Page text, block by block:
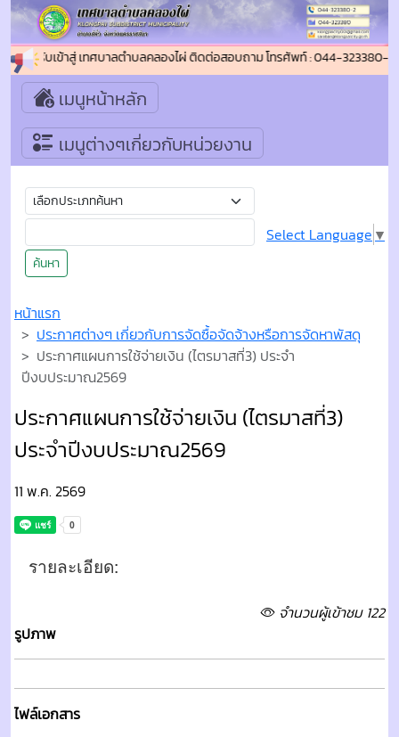
ต้อนรับเข้าสู่ เทศบาลตำบลคลองไผ่ ติดต่อสอบถาม โทรศัพท์ : 044-323380-2
เมนูหน้าหลัก
เมนูต่างๆเกี่ยวกับหน่วยงาน
ค้นหา
Select Language ▼
หน้าแรก
ประกาศต่างๆ เกี่ยวกับการจัดซื้อจัดจ้างหรือการจัดหาพัสดุ
ประกาศแผนการใช้จ่ายเงิน (ไตรมาสที่3) ประจำ
ปีงบประมาณ2569
ประกาศแผนการใช้จ่ายเงิน (ไตรมาสที่3)
ประจำปีงบประมาณ2569
11 พ.ค. 2569
รายละเอียด:
จำนวนผู้เข้าชม 122
รูปภาพ
ไฟล์เอกสาร